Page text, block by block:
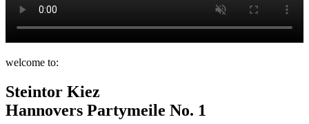
welcome to:
Steintor Kiez
Hannovers Partymeile No. 1